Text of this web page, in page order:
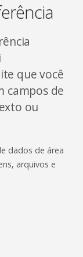
que você
campos de
ou
dados de área
arquivos e